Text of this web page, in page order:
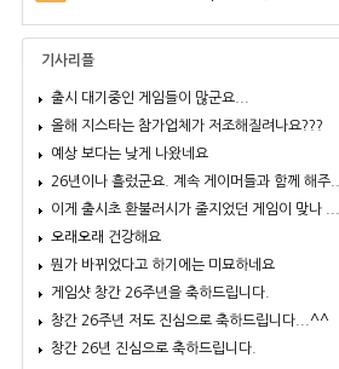
기사리플
출시 대기중인 게임들이 많군요...
올해 지스타는 참가업체가 저조해질려나요???
예상 보다는 낮게 나왔네요
26년이나 흘렀군요. 계속 게이머들과 함께 해주...
이게 출시초 환불러시가 줄지었던 게임이 맞나 ...
오래오래 건강해요
뭔가 바뀌었다고 하기에는 미묘하네요
게임샷 창간 26주년을 축하드립니다.
창간 26주년 저도 진심으로 축하드립니다...^^
창간 26년 진심으로 축하드립니다.